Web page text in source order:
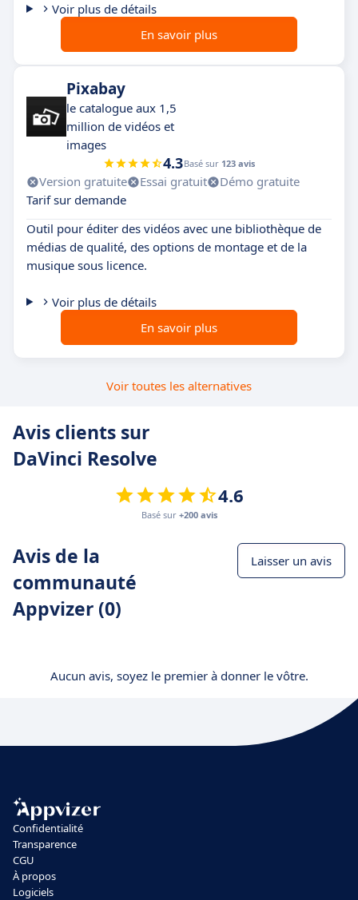
Voir plus de détails
En savoir plus
Pixabay
le catalogue aux 1,5
million de vidéos et
images
4.3Basé sur 123 avis
Version gratuite Essai gratuit
Démo gratuite
Tarif sur demande
Outil pour éditer des vidéos avec une bibliothèque de
médias de qualité, des options de montage et de la
musique sous licence.
Voir plus de détails
En savoir plus
Voir toutes les alternatives
Avis clients sur
DaVinci Resolve
4.6
Basé sur +200 avis
Avis de la
communauté
Appvizer (0)
Laisser un avis
Aucun avis, soyez le premier à donner le vôtre.
Confidentialité
Transparence
CGU
À propos
Logiciels